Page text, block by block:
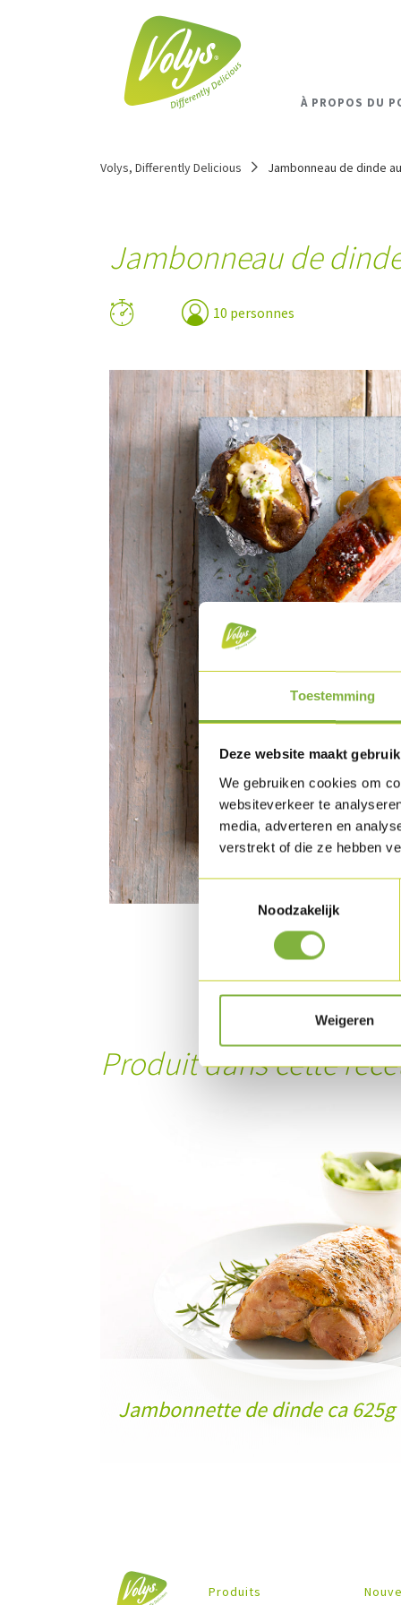
Toestemming
Deze website maakt
We gebruiken cookies om
websiteverkeer te
media, adverteren en
verstrekt of die ze hebben
Noodzakelijk
Weigeren
À PROPOS DU
Volys, Differently Delicious Jambonneau de dinde
Jambonneau de
10 personnes
Produit dans cette
Jambonnette de dinde ca 625g
Produits